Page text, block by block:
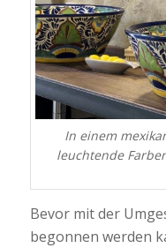
In einem
leuchtende
Bevor mit der
begonnen werden